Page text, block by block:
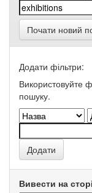
Почати новий
Додати фільтри:
Використовуйте
пошуку.
Вивести на